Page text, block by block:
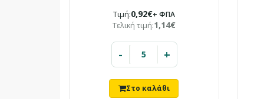
Τιμή:0,92€+ ΦΠΑ
Τελική τιμή:1,14€
- +